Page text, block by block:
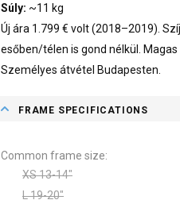
Súly: ~11 kg
Új ára 1.799 € volt (2018–2019).
esőben/télen is gond nélkül.
Személyes átvétel Budapesten.
FRAME SPECIFICATIONS
Common frame size
XS 13-14"
L 19-20"